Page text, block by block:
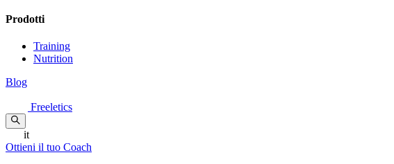
Prodotti
Training
Nutrition
Blog
Freeletics
it
Ottieni il tuo Coach